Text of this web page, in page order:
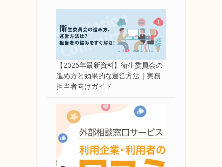
【2026年最新資料】衛生委員会の
進め方と効果的な運営方法｜実務
担当者向けガイド